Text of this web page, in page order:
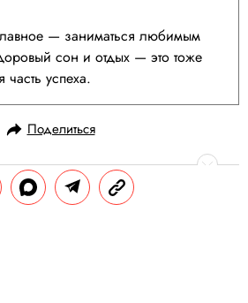
— заниматься любимым
сон и отдых — это тоже
часть успеха.
Поделиться